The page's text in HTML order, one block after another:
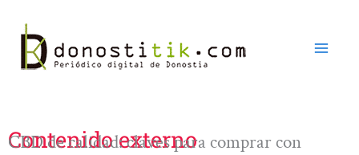
contenido
Contenido externo
CBD de calidad: claves para comprar con